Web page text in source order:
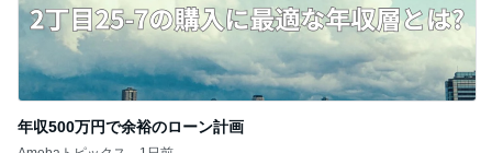
富山銘菓の美味しい進化バージョン
Amebaトピックス 17時間前